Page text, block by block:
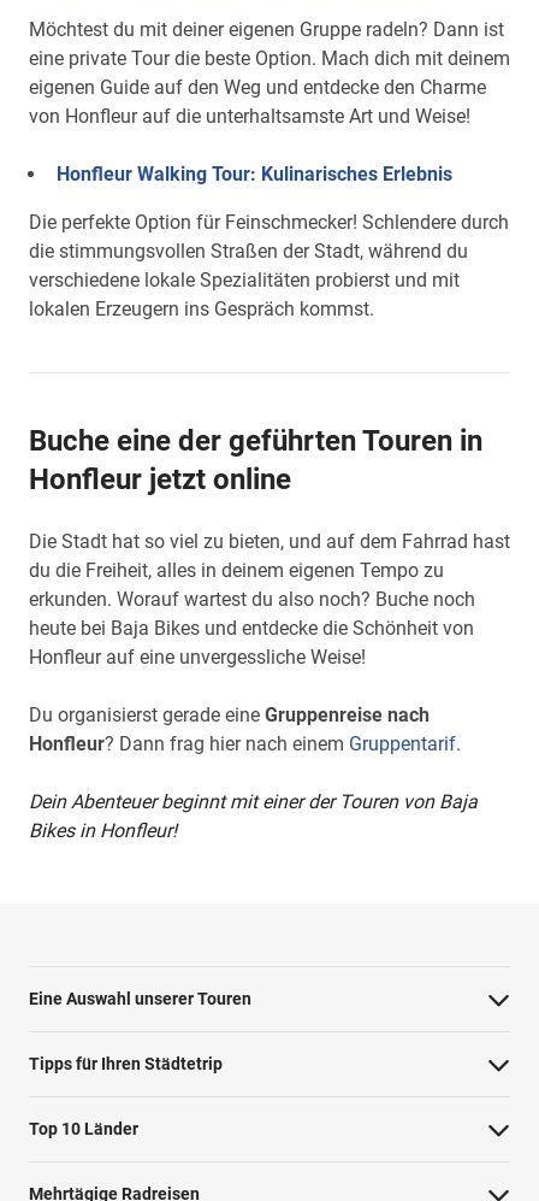
Möchtest du mit deiner eigenen Gruppe radeln? Dann ist
eine private Tour die beste Option. Mach dich mit deinem
eigenen Guide auf den Weg und entdecke den Charme
von Honfleur auf die unterhaltsamste Art und Weise!
Honfleur Walking Tour: Kulinarisches Erlebnis
Die perfekte Option für Feinschmecker! Schlendere durch
die stimmungsvollen Straßen der Stadt, während du
verschiedene lokale Spezialitäten probierst und mit
lokalen Erzeugern ins Gespräch kommst.
Buche eine der geführten Touren in
Honfleur jetzt online
Die Stadt hat so viel zu bieten, und auf dem Fahrrad hast
du die Freiheit, alles in deinem eigenen Tempo zu
erkunden. Worauf wartest du also noch? Buche noch
heute bei Baja Bikes und entdecke die Schönheit von
Honfleur auf eine unvergessliche Weise!
Du organisierst gerade eine Gruppenreise nach
Honfleur? Dann frag hier nach einem Gruppentarif.
Dein Abenteuer beginnt mit einer der Touren von Baja
Bikes in Honfleur!
Eine Auswahl unserer Touren
Barcelona Highlights Tour
Berlin Highlights Tour
Highlights von Paris
Private Tour Tallinn
Tipps für Ihren Städtetrip
Strände bei Athen
Barcelonas Stadtteile
Top 10 Länder
Niederlande
Mehrtägige Radreisen